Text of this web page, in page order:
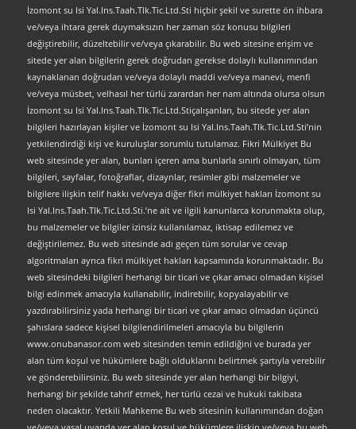
İzomont su Isi Yal.Ins.Taah.Tlk.Tic.Ltd.Sti hiçbir şekil ve surette ön ihbara
ve/veya ihtara gerek duymaksızın her zaman söz konusu bilgileri
değiştirebilir, düzeltebilir ve/veya çıkarabilir. Bu web sitesine erişim ve
sitede yer alan bilgilerin gerek doğrudan gerekse dolaylı kullanımından
kaynaklanan doğrudan ve/veya dolaylı maddi ve/veya manevi, menfi
ve/veya müsbet, velhasıl her türlü zarardan her nam altında olursa olsun
İzomont su Isi Yal.Ins.Taah.Tlk.Tic.Ltd.Stiçalışanları, bu sitede yer alan
bilgileri hazırlayan kişiler ve İzomont su Isi Yal.Ins.Taah.Tlk.Tic.Ltd.Sti’nin
yetkilendirdiği kişi ve kuruluşlar sorumlu tutulamaz. Fikri Mülkiyet Bu
web sitesinde yer alan, bunları içeren ama bunlarla sınırlı olmayan, tüm
bilgileri, sayfalar, fotoğraflar, dizaynlar, resimler gibi malzemeler ve
bilgilere ilişkin telif hakkı ve/veya diğer fikri mülkiyet hakları İzomont su
Isi Yal.Ins.Taah.Tlk.Tic.Ltd.Sti.’ne ait ve ilgili kanunlarca korunmakta olup,
bu malzemeler ve bilgiler izinsiz kullanılamaz, iktisap edilemez ve
değiştirilemez. Bu web sitesinde adı geçen tüm sorular ve cevap
algoritmaları ayrıca fikri mülkiyet hakları kapsamında korunmaktadır. Bu
web sitesindeki bilgileri herhangi bir ticari ve çıkar amacı olmadan kişisel
bilgi edinmek amacıyla kullanabilir, indirebilir, kopyalayabilir ve
yazdırabilirsiniz yada herhangi bir ticari ve çıkar amacı olmadan üçüncü
şahıslara sadece kişisel bilgilendirilmeleri amacıyla bu bilgilerin
www.onubanasor.com web sitesinden temin edildiğini ve burada yer
alan tüm koşul ve hükümlere bağlı olduklarını belirtmek şartıyla verebilir
ve gönderebilirsiniz. Bu web sitesinde yer alan herhangi bir bilgiyi,
herhangi bir şekilde tahrif etmek, her türlü cezai ve hukuki takibata
neden olacaktır. Yetkili Mahkeme Bu web sitesinin kullanımından doğan